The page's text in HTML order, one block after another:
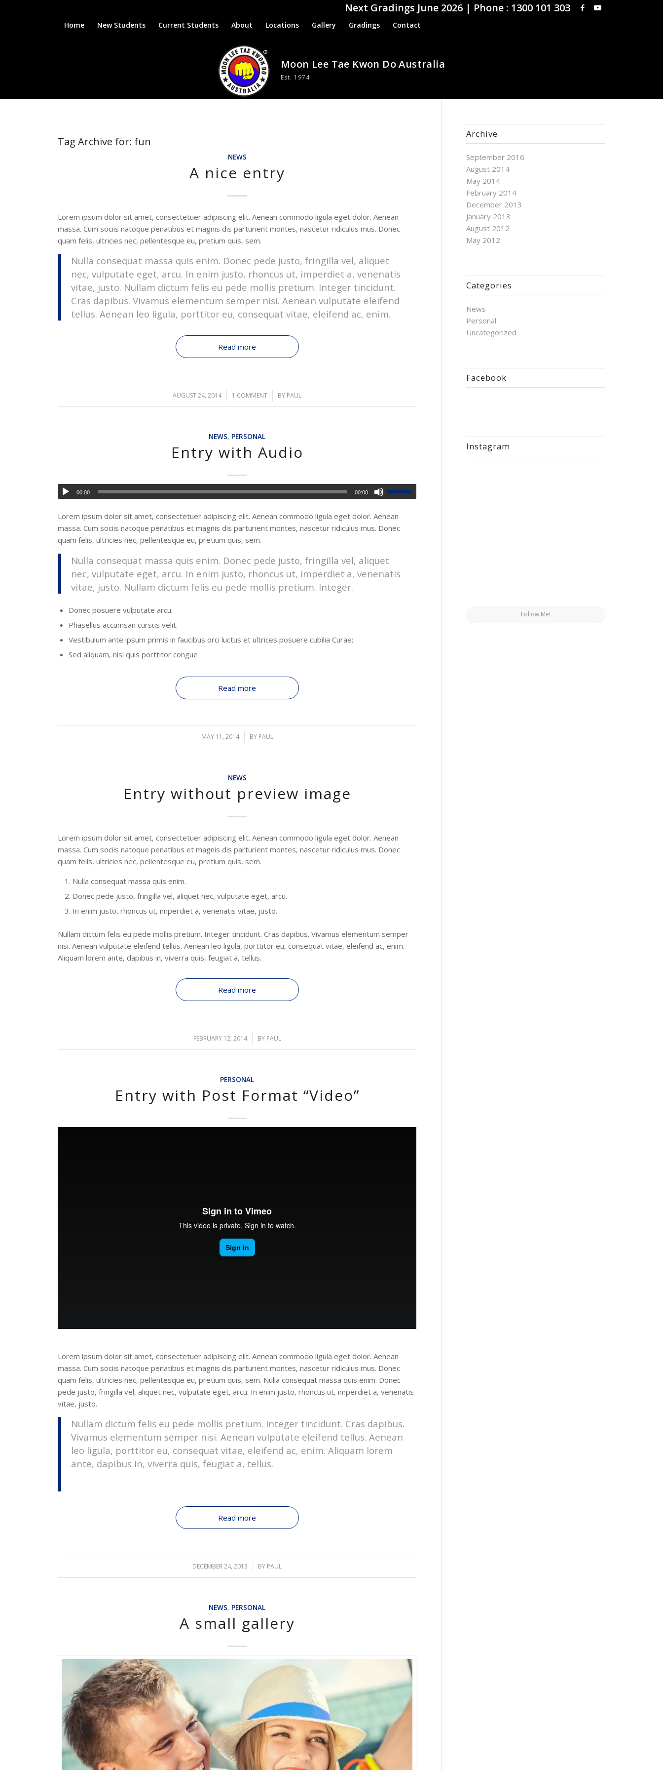
Next Gradings June 2026 | Phone : 1300 101 303
Home New Students Current Students About Locations Gallery Gradings Contact
Tag Archive for: fun
NEWS
A nice entry
Lorem ipsum dolor sit amet, consectetuer adipiscing elit. Aenean commodo ligula eget dolor. Aenean
massa. Cum sociis natoque penatibus et magnis dis parturient montes, nascetur ridiculus mus. Donec
quam felis, ultricies nec, pellentesque eu, pretium quis, sem.
Nulla consequat massa quis enim. Donec pede justo, fringilla vel, aliquet
nec, vulputate eget, arcu. In enim justo, rhoncus ut, imperdiet a, venenatis
vitae, justo. Nullam dictum felis eu pede mollis pretium. Integer tincidunt.
Cras dapibus. Vivamus elementum semper nisi. Aenean vulputate eleifend
tellus. Aenean leo ligula, porttitor eu, consequat vitae, eleifend ac, enim.
Read more
AUGUST 24, 2014
/ 1 COMMENT
/ BY PAUL
NEWS, PERSONAL
Entry with Audio
00:00 00:00
Lorem ipsum dolor sit amet, consectetuer adipiscing elit. Aenean commodo ligula eget dolor. Aenean
massa. Cum sociis natoque penatibus et magnis dis parturient montes, nascetur ridiculus mus. Donec
quam felis, ultricies nec, pellentesque eu, pretium quis, sem.
Nulla consequat massa quis enim. Donec pede justo, fringilla vel, aliquet
nec, vulputate eget, arcu. In enim justo, rhoncus ut, imperdiet a, venenatis
vitae, justo. Nullam dictum felis eu pede mollis pretium. Integer.
Donec posuere vulputate arcu.
Phasellus accumsan cursus velit.
Vestibulum ante ipsum primis in faucibus orci luctus et ultrices posuere cubilia Curae;
Sed aliquam, nisi quis porttitor congue
Read more
MAY 11, 2014
/ BY PAUL
NEWS
Entry without preview image
Lorem ipsum dolor sit amet, consectetuer adipiscing elit. Aenean commodo ligula eget dolor. Aenean
massa. Cum sociis natoque penatibus et magnis dis parturient montes, nascetur ridiculus mus. Donec
quam felis, ultricies nec, pellentesque eu, pretium quis, sem.
Nulla consequat massa quis enim.
Donec pede justo, fringilla vel, aliquet nec, vulputate eget, arcu.
In enim justo, rhoncus ut, imperdiet a, venenatis vitae, justo.
Nullam dictum felis eu pede mollis pretium. Integer tincidunt. Cras dapibus. Vivamus elementum semper
nisi. Aenean vulputate eleifend tellus. Aenean leo ligula, porttitor eu, consequat vitae, eleifend ac, enim.
Aliquam lorem ante, dapibus in, viverra quis, feugiat a, tellus.
Read more
FEBRUARY 12, 2014
/ BY PAUL
PERSONAL
Entry with Post Format “Video”
Lorem ipsum dolor sit amet, consectetuer adipiscing elit. Aenean commodo ligula eget dolor. Aenean
massa. Cum sociis natoque penatibus et magnis dis parturient montes, nascetur ridiculus mus. Donec
quam felis, ultricies nec, pellentesque eu, pretium quis, sem. Nulla consequat massa quis enim. Donec
pede justo, fringilla vel, aliquet nec, vulputate eget, arcu. In enim justo, rhoncus ut, imperdiet a, venenatis
vitae, justo.
Nullam dictum felis eu pede mollis pretium. Integer tincidunt. Cras dapibus.
Vivamus elementum semper nisi. Aenean vulputate eleifend tellus. Aenean
leo ligula, porttitor eu, consequat vitae, eleifend ac, enim. Aliquam lorem
ante, dapibus in, viverra quis, feugiat a, tellus.
Read more
DECEMBER 24, 2013
/ BY PAUL
NEWS, PERSONAL
A small gallery
Archive
September 2016
August 2014
May 2014
February 2014
December 2013
January 2013
August 2012
May 2012
Categories
News
Personal
Uncategorized
Facebook
Instagram
Follow Me!